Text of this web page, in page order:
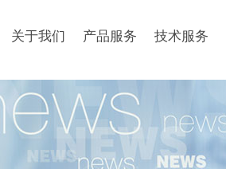
关于我们 产品服务 技术服务